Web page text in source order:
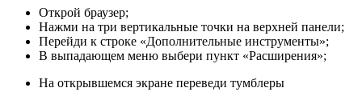
Открой браузер;
Нажми на три вертикальные точки на верхней панели;
Перейди к строке «Дополнительные инструменты»;
В выпадающем меню выбери пункт «Расширения»;
На открывшемся экране переведи тумблеры